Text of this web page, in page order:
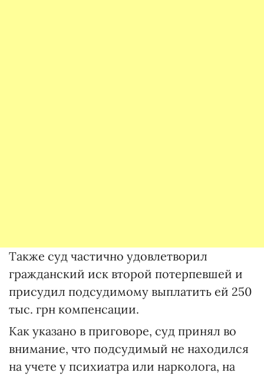
Также суд частично удовлетворил
гражданский иск второй потерпевшей и
присудил подсудимому выплатить ей 250
тыс. грн компенсации.
Как указано в приговоре, суд принял во
внимание, что подсудимый не находился
на учете у психиатра или нарколога, на